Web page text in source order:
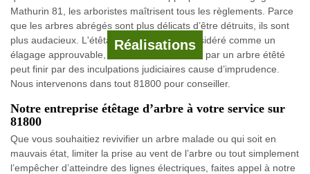
Réalisations
Mathurin 81, les arboristes maîtrisent tous les règlements. Parce
que les arbres abrégés sont plus délicats d’être détruits, ils sont
plus audacieux. L'étêtage qui n'est pas considéré comme un
élagage approuvable, tous embarras incités par un arbre étêté
peut finir par des inculpations judiciaires cause d’imprudence.
Nous intervenons dans tout 81800 pour conseiller.
Notre entreprise étêtage d’arbre à votre service sur
81800
Que vous souhaitiez revivifier un arbre malade ou qui soit en
mauvais état, limiter la prise au vent de l’arbre ou tout simplement
l’empêcher d’atteindre des lignes électriques, faites appel à notre